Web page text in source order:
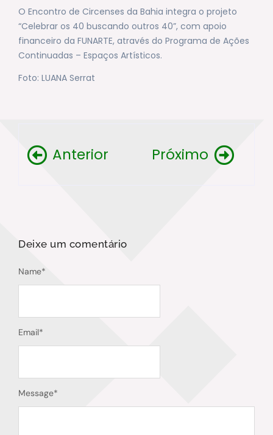
O Encontro de Circenses da Bahia integra o projeto
“Celebrar os 40 buscando outros 40”, com apoio
financeiro da FUNARTE, através do Programa de Ações
Continuadas – Espaços Artísticos.
Foto: LUANA Serrat
Anterior Próximo
Deixe um comentário
Message*
Name*
Email*